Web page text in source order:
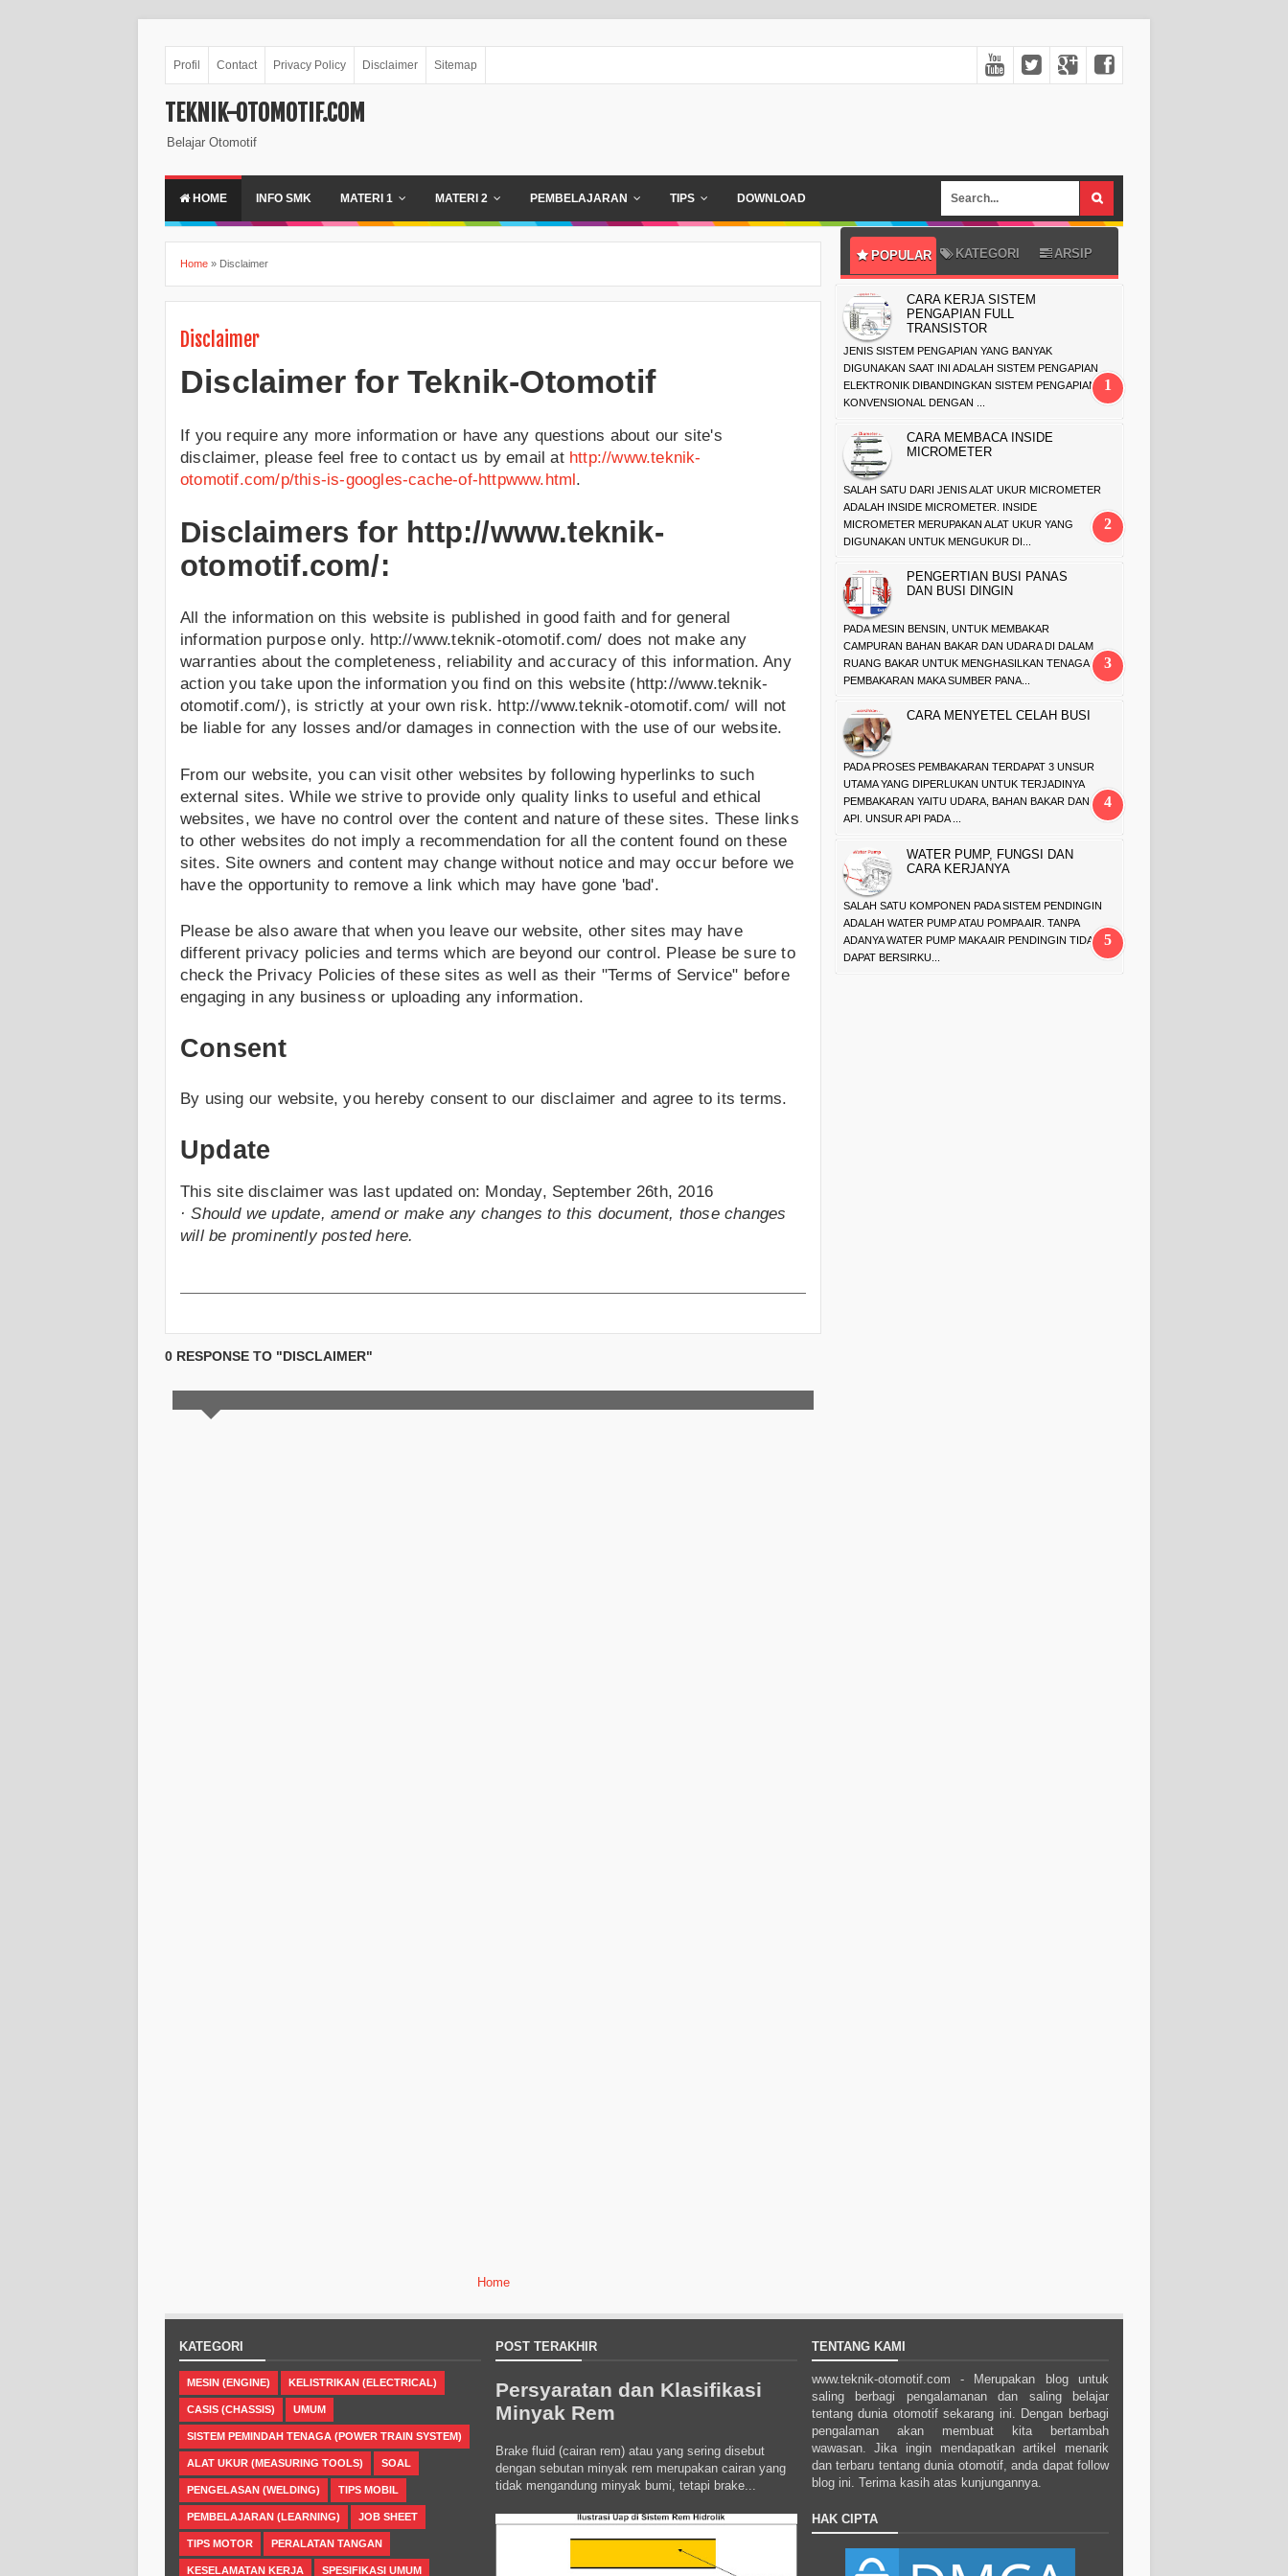
Profil Contact Privacy Policy Disclaimer Sitemap
TEKNIK-OTOMOTIF.COM
Belajar Otomotif
HOME INFO SMK MATERI 1 MATERI 2 PEMBELAJARAN TIPS DOWNLOAD
Home » Disclaimer
Disclaimer
Disclaimer for Teknik-Otomotif
If you require any more information or have any questions about our site's
disclaimer, please feel free to contact us by email at http://www.teknik-
otomotif.com/p/this-is-googles-cache-of-httpwww.html.
Disclaimers for http://www.teknik-
otomotif.com/:
All the information on this website is published in good faith and for general
information purpose only. http://www.teknik-otomotif.com/ does not make any
warranties about the completeness, reliability and accuracy of this information. Any
action you take upon the information you find on this website (http://www.teknik-
otomotif.com/), is strictly at your own risk. http://www.teknik-otomotif.com/ will not
be liable for any losses and/or damages in connection with the use of our website.
From our website, you can visit other websites by following hyperlinks to such
external sites. While we strive to provide only quality links to useful and ethical
websites, we have no control over the content and nature of these sites. These links
to other websites do not imply a recommendation for all the content found on these
sites. Site owners and content may change without notice and may occur before we
have the opportunity to remove a link which may have gone 'bad'.
Please be also aware that when you leave our website, other sites may have
different privacy policies and terms which are beyond our control. Please be sure to
check the Privacy Policies of these sites as well as their "Terms of Service" before
engaging in any business or uploading any information.
Consent
By using our website, you hereby consent to our disclaimer and agree to its terms.
Update
This site disclaimer was last updated on: Monday, September 26th, 2016
· Should we update, amend or make any changes to this document, those changes
will be prominently posted here.
0 RESPONSE TO "DISCLAIMER"
Home
POPULAR KATEGORI ARSIP
CARA KERJA SISTEM
PENGAPIAN FULL
TRANSISTOR
JENIS SISTEM PENGAPIAN YANG BANYAK
DIGUNAKAN SAAT INI ADALAH SISTEM PENGAPIAN
ELEKTRONIK DIBANDINGKAN SISTEM PENGAPIAN
KONVENSIONAL DENGAN ...
CARA MEMBACA INSIDE
MICROMETER
SALAH SATU DARI JENIS ALAT UKUR MICROMETER
ADALAH INSIDE MICROMETER. INSIDE
MICROMETER MERUPAKAN ALAT UKUR YANG
DIGUNAKAN UNTUK MENGUKUR DI...
PENGERTIAN BUSI PANAS
DAN BUSI DINGIN
PADA MESIN BENSIN, UNTUK MEMBAKAR
CAMPURAN BAHAN BAKAR DAN UDARA DI DALAM
RUANG BAKAR UNTUK MENGHASILKAN TENAGA
PEMBAKARAN MAKA SUMBER PANA...
CARA MENYETEL CELAH BUSI
PADA PROSES PEMBAKARAN TERDAPAT 3 UNSUR
UTAMA YANG DIPERLUKAN UNTUK TERJADINYA
PEMBAKARAN YAITU UDARA, BAHAN BAKAR DAN
API. UNSUR API PADA ...
WATER PUMP, FUNGSI DAN
CARA KERJANYA
SALAH SATU KOMPONEN PADA SISTEM PENDINGIN
ADALAH WATER PUMP ATAU POMPA AIR. TANPA
ADANYA WATER PUMP MAKA AIR PENDINGIN TIDAK
DAPAT BERSIRKU...
KATEGORI
MESIN (ENGINE) KELISTRIKAN (ELECTRICAL)
CASIS (CHASSIS) UMUM
SISTEM PEMINDAH TENAGA (POWER TRAIN SYSTEM)
ALAT UKUR (MEASURING TOOLS) SOAL
PENGELASAN (WELDING) TIPS MOBIL
PEMBELAJARAN (LEARNING) JOB SHEET
TIPS MOTOR PERALATAN TANGAN
KESELAMATAN KERJA SPESIFIKASI UMUM
POST TERAKHIR
Persyaratan dan Klasifikasi
Minyak Rem
Brake fluid (cairan rem) atau yang sering disebut
dengan sebutan minyak rem merupakan cairan yang
tidak mengandung minyak bumi, tetapi brake...
TENTANG KAMI
www.teknik-otomotif.com - Merupakan blog untuk
saling berbagi pengalamanan dan saling belajar
tentang dunia otomotif sekarang ini. Dengan berbagi
pengalaman akan membuat kita bertambah
wawasan. Jika ingin mendapatkan artikel menarik
dan terbaru tentang dunia otomotif, anda dapat follow
blog ini. Terima kasih atas kunjungannya.
HAK CIPTA